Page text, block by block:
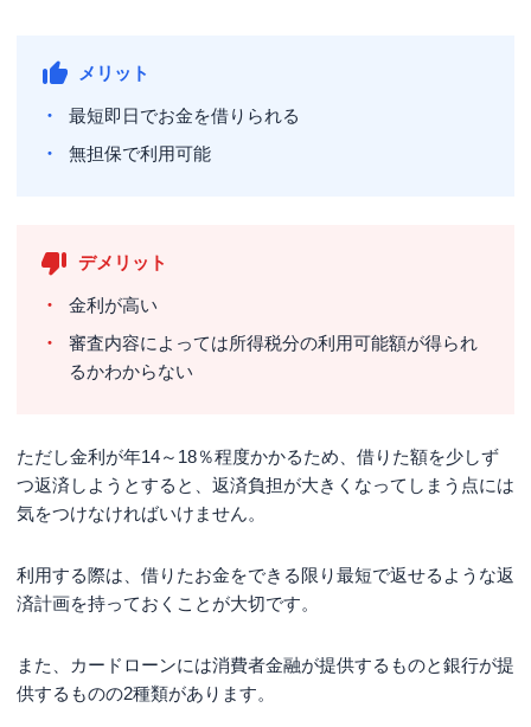
メリット
最短即日でお金を借りられる
無担保で利用可能
デメリット
金利が高い
審査内容によっては所得税分の利用可能額が得られ
るかわからない
ただし金利が年14～18％程度かかるため、借りた額を少しず
つ返済しようとすると、返済負担が大きくなってしまう点には
気をつけなければいけません。
利用する際は、借りたお金をできる限り最短で返せるような返
済計画を持っておくことが大切です。
また、カードローンには消費者金融が提供するものと銀行が提
供するものの2種類があります。